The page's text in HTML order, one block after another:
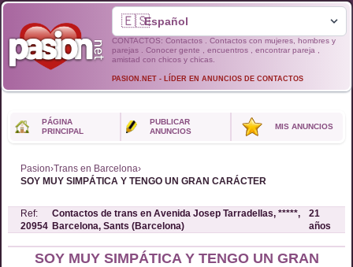
🇪🇸
CONTACTOS: Contactos . Contactos con mujeres, hombres y
parejas . Conocer gente , encuentros , encontrar pareja ,
amistad con chicos y chicas.
PASION.NET - LÍDER EN ANUNCIOS DE CONTACTOS
PÁGINA
PRINCIPAL
PUBLICAR
ANUNCIOS
MIS ANUNCIOS
Pasion›Trans en Barcelona›
SOY MUY SIMPÁTICA Y TENGO UN GRAN CARÁCTER
Ref:
20954
Contactos detrans en Avenida Josep Tarradellas, *****,
Barcelona, Sants (Barcelona)
21
años
SOY MUY SIMPÁTICA Y TENGO UN GRAN